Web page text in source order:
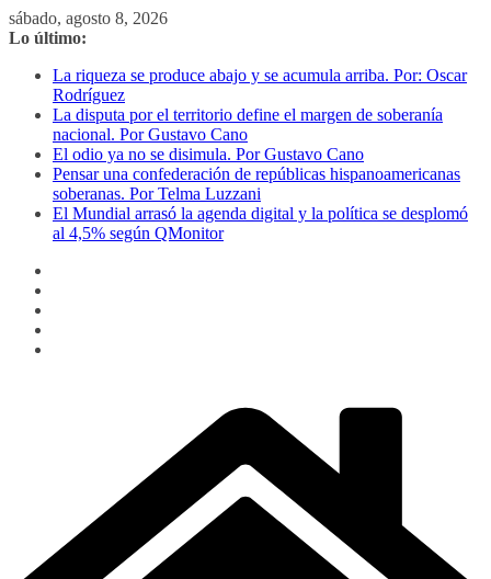
Saltar
al
sábado, agosto 8, 2026
Lo último:
La riqueza se produce abajo y se acumula arriba. Por: Oscar
Rodríguez
La disputa por el territorio define el margen de soberanía
nacional. Por Gustavo Cano
El odio ya no se disimula. Por Gustavo Cano
Pensar una confederación de repúblicas hispanoamericanas
soberanas. Por Telma Luzzani
El Mundial arrasó la agenda digital y la política se desplomó
al 4,5% según QMonitor